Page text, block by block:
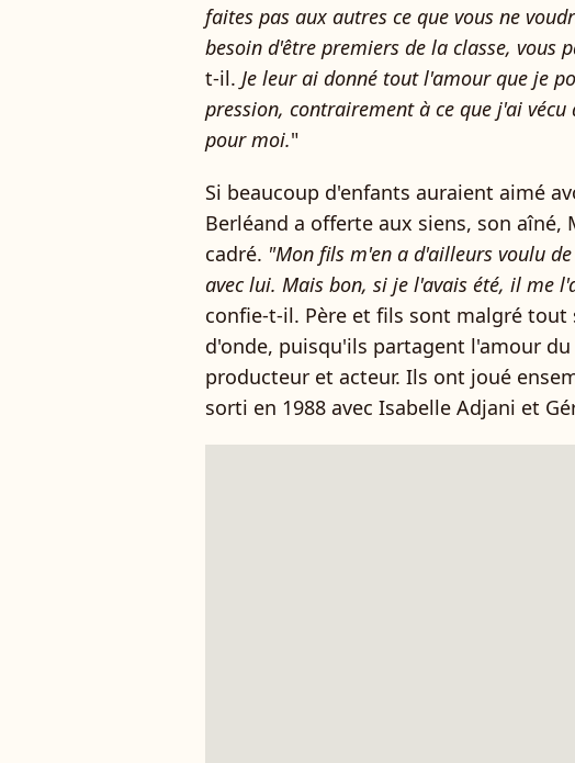
faites pas aux autres ce que vous ne
besoin d'être premiers de la classe, vous
t-il. Je leur ai donné tout l'amour que je
pression, contrairement à ce que j'ai
pour moi."
Si beaucoup d'enfants auraient aimé
Berléand a offerte aux siens, son
cadré. "Mon fils m'en a d'ailleurs voulu
avec lui. Mais bon, si je l'avais été, il me
confie-t-il. Père et fils sont malgré
d'onde, puisqu'ils partagent l'amour
producteur et acteur. Ils ont joué
sorti en 1988 avec Isabelle Adjani et